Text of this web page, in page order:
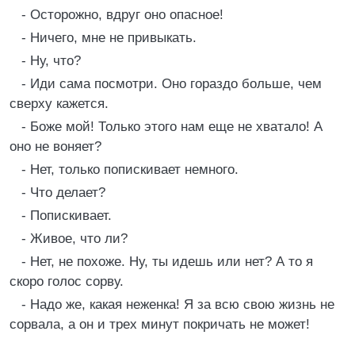
- Осторожно, вдруг оно опасное!
- Ничего, мне не привыкать.
- Ну, что?
- Иди сама посмотри. Оно гораздо больше, чем
сверху кажется.
- Боже мой! Только этого нам еще не хватало! А
оно не воняет?
- Нет, только попискивает немного.
- Что делает?
- Попискивает.
- Живое, что ли?
- Нет, не похоже. Ну, ты идешь или нет? А то я
скоро голос сорву.
- Надо же, какая неженка! Я за всю свою жизнь не
сорвала, а он и трех минут покричать не может!